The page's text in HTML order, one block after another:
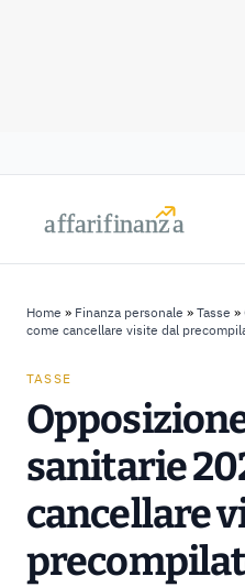
affarifinanza
affarifinanza
Home » Finanza personale » Tasse »
come cancellare visite dal
TASSE
sanitarie
cancellare